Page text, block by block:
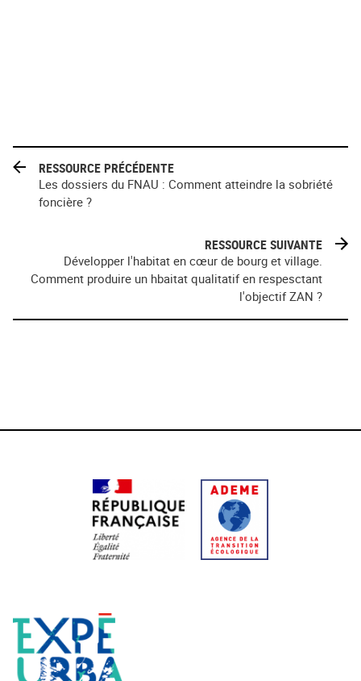
RESSOURCE PRÉCÉDENTE
Les dossiers du FNAU : Comment atteindre la sobriété
foncière ?
RESSOURCE SUIVANTE
Développer l'habitat en cœur de bourg et village.
Comment produire un hbaitat qualitatif en respesctant
l'objectif ZAN ?